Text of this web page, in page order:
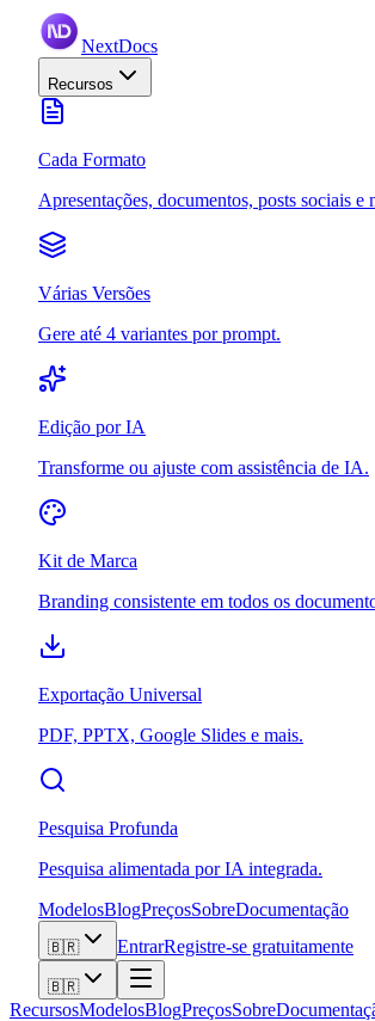
NextDocs
Recursos
Cada Formato
Apresentações, documentos, posts sociais e
Várias Versões
Gere até 4 variantes por prompt.
Edição por IA
Transforme ou ajuste com assistência de IA.
Kit de Marca
Branding consistente em todos os
Exportação Universal
PDF, PPTX, Google Slides e mais.
Pesquisa Profunda
Pesquisa alimentada por IA integrada.
ModelosBlogPreçosSobreDocumentação
🇧🇷 EntrarRegistre-se gratuitamente
🇧🇷
RecursosModelosBlogPreçosSobre